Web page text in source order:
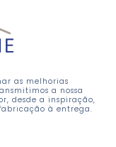
as melhorias
a nossa
desde a inspiração,
à entrega.